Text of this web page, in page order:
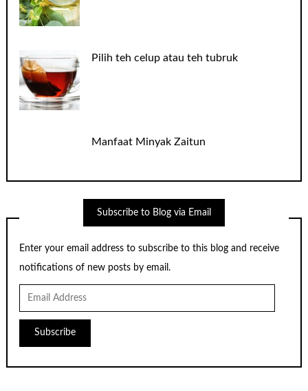
Pilih teh celup atau teh tubruk
Manfaat Minyak Zaitun
Subscribe to Blog via Email
Enter your email address to subscribe to this blog and receive
notifications of new posts by email.
Email
Address